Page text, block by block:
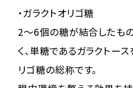
・ガラクトオリゴ糖
2～6個の糖が結合したも
く、単糖であるガラクトー
リゴ糖の総称です。